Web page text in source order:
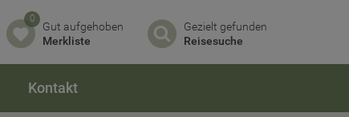
0
Gut aufgehoben
Merkliste
Gezielt gefunden
Reisesuche
Kontakt